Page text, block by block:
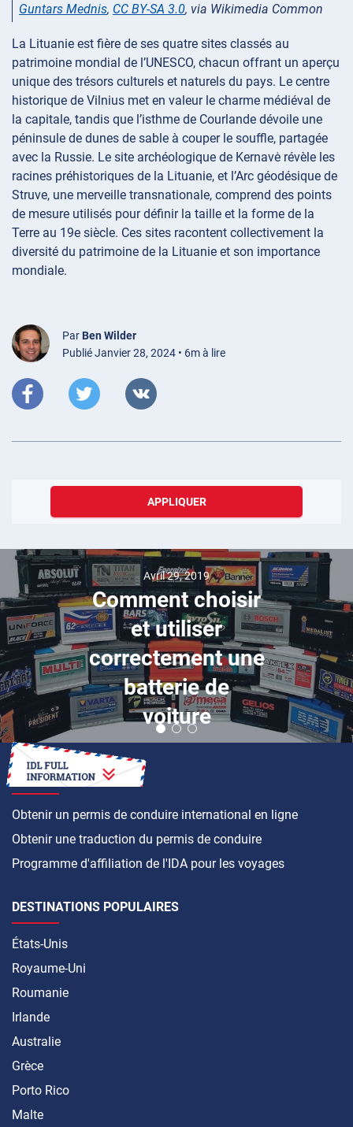
Guntars Mednis, CC BY-SA 3.0, via Wikimedia Common
La Lituanie est fière de ses quatre sites classés au
patrimoine mondial de l’UNESCO, chacun offrant un aperçu
unique des trésors culturels et naturels du pays. Le centre
historique de Vilnius met en valeur le charme médiéval de
la capitale, tandis que l’isthme de Courlande dévoile une
péninsule de dunes de sable à couper le souffle, partagée
avec la Russie. Le site archéologique de Kernavė révèle les
racines préhistoriques de la Lituanie, et l’Arc géodésique de
Struve, une merveille transnationale, comprend des points
de mesure utilisés pour définir la taille et la forme de la
Terre au 19e siècle. Ces sites racontent collectivement la
diversité du patrimoine de la Lituanie et son importance
mondiale.
Par Ben Wilder
Publié Janvier 28, 2024 • 6m à lire
APPLIQUER
Avril 29, 2019
Comment choisir
et utiliser
correctement une
batterie de
voiture
COMMENT FAIRE
Obtenir un permis de conduire international en ligne
Obtenir une traduction du permis de conduire
Programme d'affiliation de l'IDA pour les voyages
DESTINATIONS POPULAIRES
États-Unis
Royaume-Uni
Roumanie
Irlande
Australie
Grèce
Porto Rico
Malte